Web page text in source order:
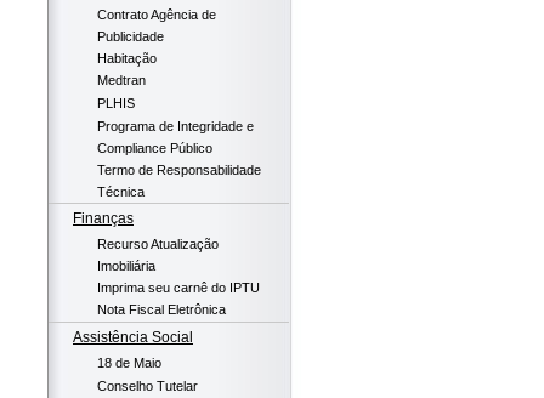
Contrato Agência de
Publicidade
Habitação
Medtran
PLHIS
Programa de Integridade e
Compliance Público
Termo de Responsabilidade
Técnica
Finanças
Recurso Atualização
Imobiliária
Imprima seu carnê do IPTU
Nota Fiscal Eletrônica
Assistência Social
18 de Maio
Conselho Tutelar